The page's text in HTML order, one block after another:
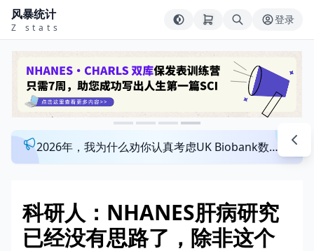
风暴统计
Z stats
登录
2026年，我为什么劝你认真考虑UK Biobank数据库？来看看这个一对一指导发文班
科研人：NHANES肝病研究
已经没有思路了，除非这个